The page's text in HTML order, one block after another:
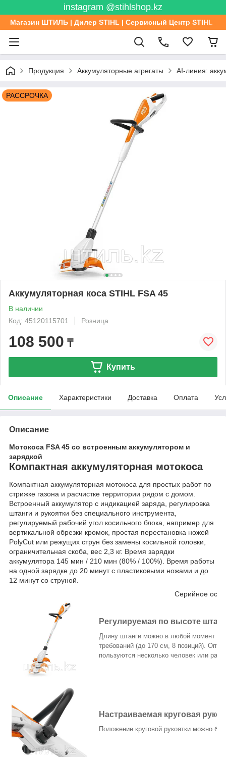
instagram @stihlshop.kz
Магазин ШТИЛЬ | Дилер STIHL | Сервисный Центр STIHL
Продукция Аккумуляторные агрегаты AI-линия:
РАССРОЧКА
Аккумуляторная коса STIHL FSA 45
В наличии
Код: 45120115701
Розница
108 500 ₸
Купить
Описание Характеристики Доставка Оплата
Описание
Мотокоса FSA 45 со встроенным аккумулятором и
зарядкой
Компактная аккумуляторная мотокоса
Компактная аккумуляторная мотокоса для простых работ по
стрижке газона и расчистке территории рядом с домом.
Встроенный аккумулятор с индикацией заряда, регулировка
штанги и рукоятки без специального инструмента,
регулируемый рабочий угол косильного блока, например для
вертикальной обрезки кромок, простая перестановка ножей
PolyCut или режущих струн без замены косильной головки,
ограничительная скоба, вес 2,3 кг. Время зарядки
аккумулятора 145 мин / 210 мин (80% / 100%). Время работы
на одной зарядке до 20 минут с пластиковыми ножами и до
12 минут со струной.
Серийное
Регулируемая по высоте
Длину штанги можно в любой момент
требований (до 170 см, 8 позиций).
пользуются несколько человек или
Настраиваемая круговая
Положение круговой рукоятки можно